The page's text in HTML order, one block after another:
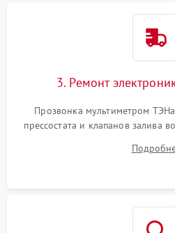
3. Ремонт
Прозвонка мультиметром
прессостата и клапанов залива
Восстановление целостности